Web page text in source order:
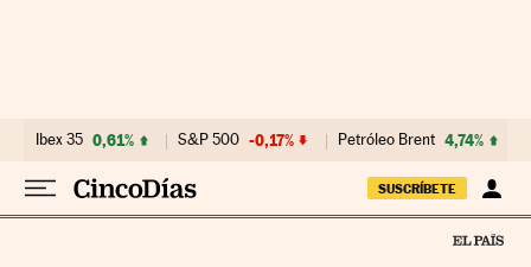
Ibex 35 0,61% S&P 500 -0,17% Petróleo Brent 4,74%
SUSCRÍBETE